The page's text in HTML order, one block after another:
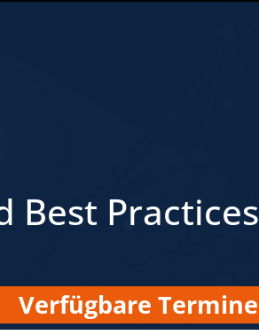
Best Practices
Verfügbare Termine